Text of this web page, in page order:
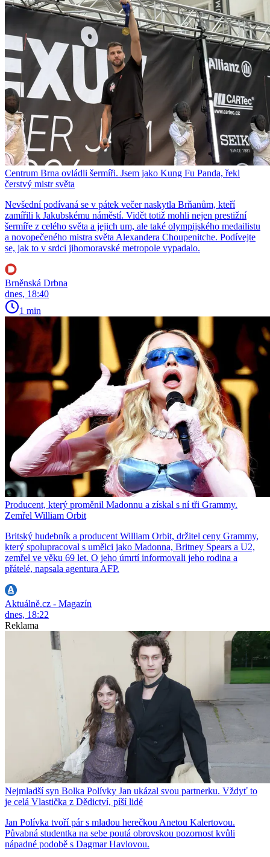
Centrum Brna ovládli šermíři. Jsem jako Kung Fu Panda, řekl
čerstvý mistr světa
Nevšední podívaná se v pátek večer naskytla Brňanům, kteří
zamířili k Jakubskému náměstí. Vidět totiž mohli nejen prestižní
šermíře z celého světa a jejich um, ale také olympijského medailistu
a novopečeného mistra světa Alexandera Choupenitche. Podívejte
se, jak to v srdci jihomoravské metropole vypadalo.
Brněnská Drbna
dnes, 18:40
1 min
Producent, který proměnil Madonnu a získal s ní tři Grammy.
Zemřel William Orbit
Britský hudebník a producent William Orbit, držitel ceny Grammy,
který spolupracoval s umělci jako Madonna, Britney Spears a U2,
zemřel ve věku 69 let. O jeho úmrtí informovali jeho rodina a
přátelé, napsala agentura AFP.
Aktuálně.cz - Magazín
dnes, 18:22
Reklama
Nejmladší syn Bolka Polívky Jan ukázal svou partnerku. Vždyť to
je celá Vlastička z Dědictví, píší lidé
Jan Polívka tvoří pár s mladou herečkou Anetou Kalertovou.
Půvabná studentka na sebe poutá obrovskou pozornost kvůli
nápadné podobě s Dagmar Havlovou.